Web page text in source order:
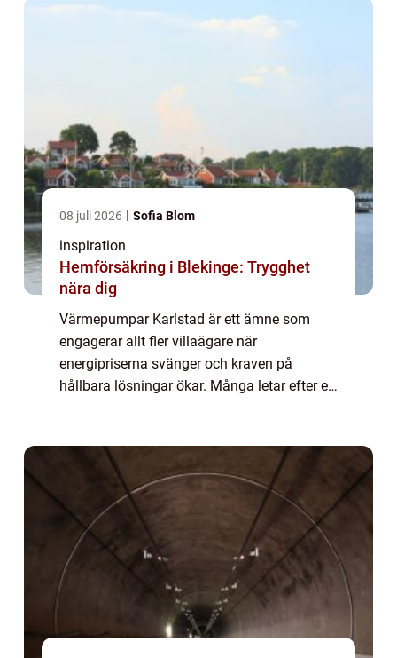
08 juli 2026 Sofia Blom
inspiration
Hemförsäkring i Blekinge: Trygghet
nära dig
Värmepumpar Karlstad är ett ämne som
engagerar allt fler villaägare när
energipriserna svänger och kraven på
hållbara lösningar ökar. Många letar efter ett
jämnt och...